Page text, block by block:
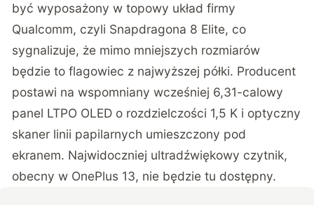
być wyposażony w topowy układ firmy
Qualcomm, czyli Snapdragona 8 Elite, co
sygnalizuje, że mimo mniejszych rozmiarów
będzie to flagowiec z najwyższej półki. Producent
postawi na wspomniany wcześniej 6,31-calowy
panel LTPO OLED o rozdzielczości 1,5 K i optyczny
skaner linii papilarnych umieszczony pod
ekranem. Najwidoczniej ultradźwiękowy czytnik,
obecny w OnePlus 13, nie będzie tu dostępny.